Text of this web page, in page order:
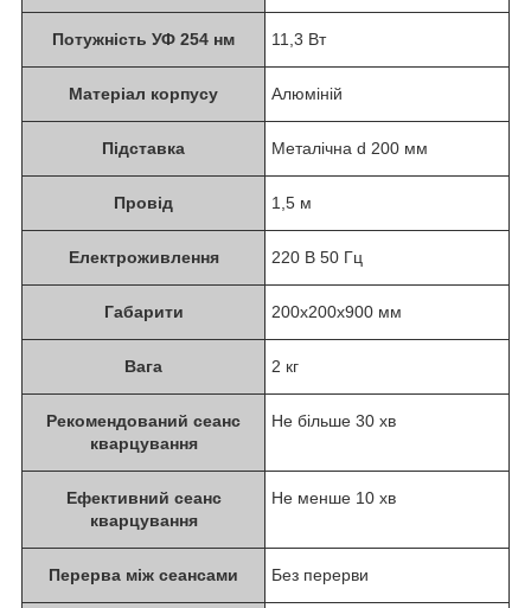
Потужність УФ 254 нм 11,3 Вт
Матеріал корпусу Алюміній
Підставка Металічна d 200 мм
Провід 1,5 м
Електроживлення 220 В 50 Гц
Габарити 200х200х900 мм
Вага 2 кг
Рекомендований сеанс
кварцування
Не більше 30 хв
Ефективний сеанс
кварцування
Не менше 10 хв
Перерва між сеансами Без перерви